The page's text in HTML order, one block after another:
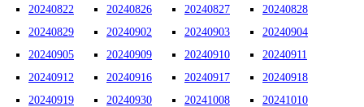
20240822 20240826 20240827
20240828
20240829
20240902 20240903
20240904
20240905
20240909 20240910
20240911
20240912
20240916 20240917
20240918
20240919
20240930 20241008
20241010